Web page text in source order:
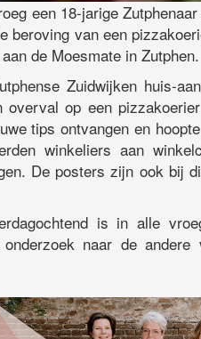
een 18-jarige
van een
de Moesmate in Zutphen.
Zuidwijken huis-
overval op een
tips ontvangen en
winkeliers aan
De posters zijn ook bij
is in alle
naar de andere